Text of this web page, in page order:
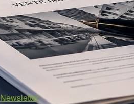
Newsletter